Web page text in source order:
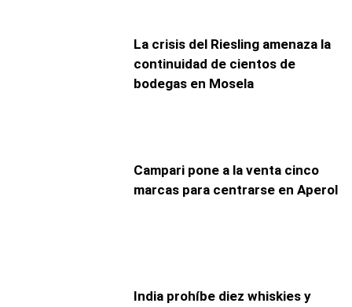
La crisis del Riesling amenaza la
continuidad de cientos de
bodegas en Mosela
Campari pone a la venta cinco
marcas para centrarse en Aperol
India prohíbe diez whiskies y